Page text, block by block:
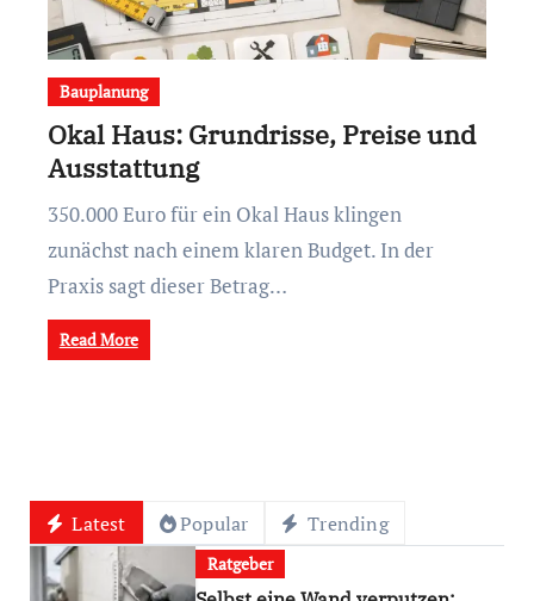
Bauplanung
Okal Haus: Grundrisse, Preise und
Ausstattung
350.000 Euro für ein Okal Haus klingen
zunächst nach einem klaren Budget. In der
Praxis sagt dieser Betrag…
Read More
Latest Popular Trending
Ratgeber